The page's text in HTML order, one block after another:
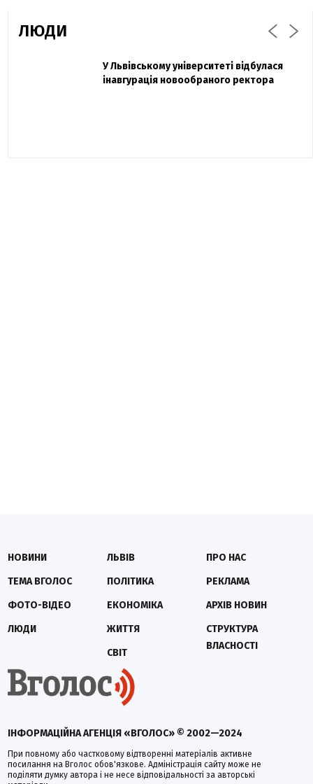
ЛЮДИ
Павло Дак
«Час не лікує, лише притуплює біль»:
Захисник "Азовсталі" Діанов вдруге
одружився та показав фото з весілля
У Львівському університеті відбулася
інавгурація новообраного ректора
ІНФОРМАЦІЙНА АГЕНЦІЯ «ВГОЛОС» © 2002—2024
При повному або частковому відтворенні матеріалів активне
посилання на Вголос обов'язкове. Адміністрація сайту може не
поділяти думку автора і не несе відповідальності за авторські
НОВИНИ
ТЕМА ВГОЛОС
ФОТО-ВІДЕО
ЛЮДИ
ЛЬВІВ
ПОЛІТИКА
ЕКОНОМІКА
ЖИТТЯ
СВІТ
ПРО НАС
РЕКЛАМА
АРХІВ НОВИН
СТРУКТУРА
ВЛАСНОСТІ